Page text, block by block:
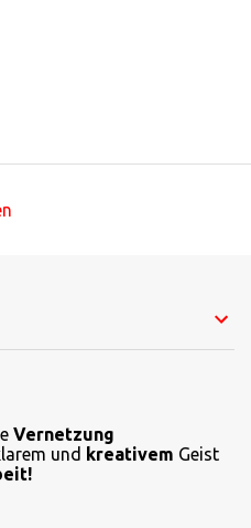
Vernetzung
und kreativem Geist